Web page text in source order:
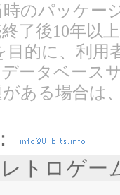
のパッケー
了後10年以
目的に、利用
ータベース
ある場合は
トロゲー